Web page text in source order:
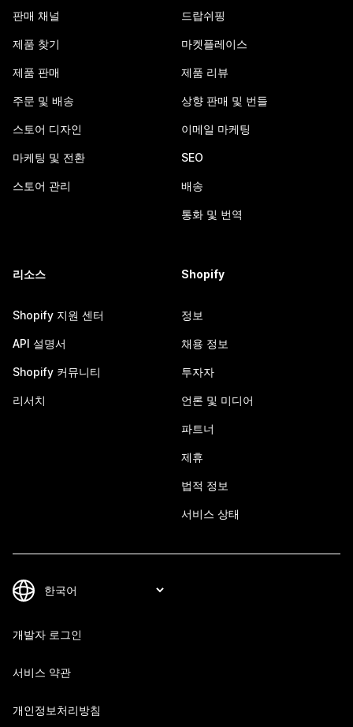
판매 채널
제품 찾기
제품 판매
주문 및 배송
스토어 디자인
마케팅 및 전환
스토어 관리
드랍쉬핑
마켓플레이스
제품 리뷰
상향 판매 및 번들
이메일 마케팅
SEO
배송
통화 및 번역
리소스
Shopify 지원 센터
API 설명서
Shopify 커뮤니티
리서치
Shopify
정보
채용 정보
투자자
언론 및 미디어
파트너
제휴
법적 정보
서비스 상태
개발자 로그인
서비스 약관
개인정보처리방침